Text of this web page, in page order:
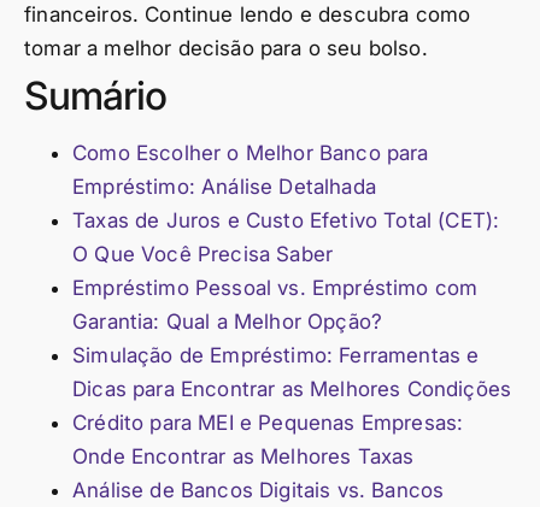
financeiros. Continue lendo e descubra como
tomar a melhor decisão para o seu bolso.
Sumário
Como Escolher o Melhor Banco para
Empréstimo: Análise Detalhada
Taxas de Juros e Custo Efetivo Total (CET):
O Que Você Precisa Saber
Empréstimo Pessoal vs. Empréstimo com
Garantia: Qual a Melhor Opção?
Simulação de Empréstimo: Ferramentas e
Dicas para Encontrar as Melhores Condições
Crédito para MEI e Pequenas Empresas:
Onde Encontrar as Melhores Taxas
Análise de Bancos Digitais vs. Bancos